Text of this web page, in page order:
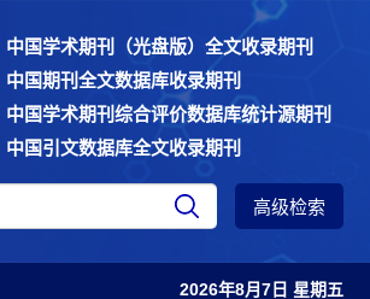
中国学术期刊（光盘版）全文收录期刊
中国期刊全文数据库收录期刊
中国学术期刊综合评价数据库统计源期刊
中国引文数据库全文收录期刊
高级检索
2026年8月7日 星期五